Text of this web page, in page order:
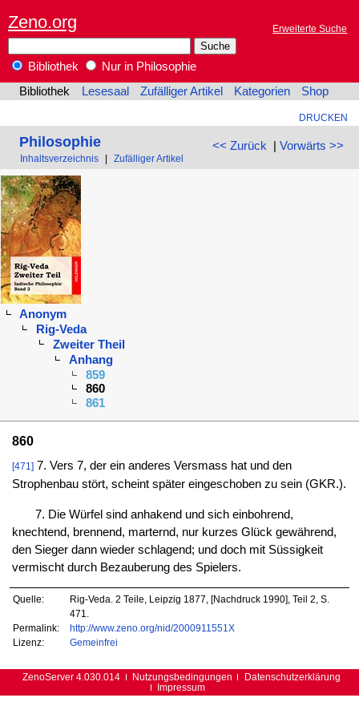
Zeno.org Erweiterte Suche
Bibliothek
Nur in Philosophie
Bibliothek
Lesesaal Zufälliger Artikel Kategorien Shop
DRUCKEN
<< Zurück | Vorwärts >>
Philosophie
Inhaltsverzeichnis Zufälliger Artikel
Anonym
Rig-Veda
Zweiter Theil
Anhang
859
860
861
860
[471] 7. Vers 7, der ein anderes Versmass hat und den
Strophenbau stört, scheint später eingeschoben zu sein (GKR.).
7. Die Würfel sind anhakend und sich einbohrend,
knechtend, brennend, marternd, nur kurzes Glück gewährend,
den Sieger dann wieder schlagend; und doch mit Süssigkeit
vermischt durch Bezauberung des Spielers.
Quelle:
Rig-Veda. 2 Teile, Leipzig 1877, [Nachdruck 1990], Teil 2, S.
471.
Permalink:
http://www.zeno.org/nid/2000911551X
Lizenz:
Gemeinfrei
ZenoServer 4.030.014 Nutzungsbedingungen
Datenschutzerklärung
Impressum